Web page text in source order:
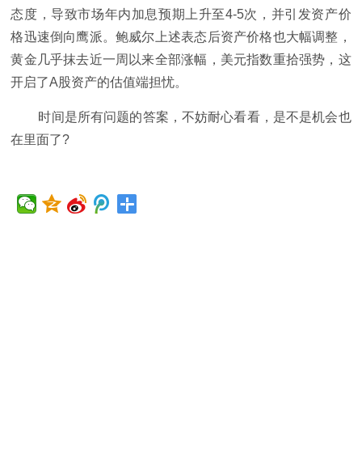
态度，导致市场年内加息预期上升至4-5次，并引发资产价
格迅速倒向鹰派。鲍威尔上述表态后资产价格也大幅调整，
黄金几乎抹去近一周以来全部涨幅，美元指数重拾强势，这
开启了A股资产的估值端担忧。
时间是所有问题的答案，不妨耐心看看，是不是机会也
在里面了?